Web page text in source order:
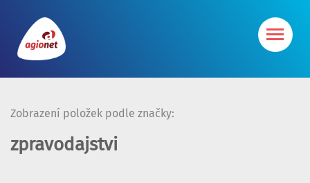
Zobrazení položek podle značky:
zpravodajstvi